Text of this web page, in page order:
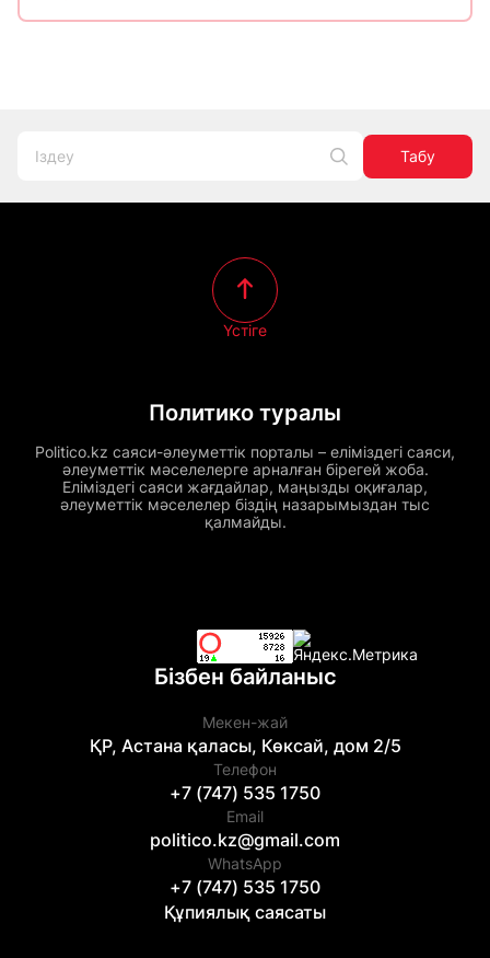
Табу
Политико туралы
Politico.kz саяси-әлеуметтік порталы – еліміздегі саяси,
әлеуметтік мәселелерге арналған бірегей жоба.
Еліміздегі саяси жағдайлар, маңызды оқиғалар,
әлеуметтік мәселелер біздің назарымыздан тыс
қалмайды.
Үстіге
Бізбен байланыс
Мекен-жай
ҚР, Астана қаласы, Көксай, дом 2/5
Телефон
+7 (747) 535 1750
Email
politico.kz@gmail.com
WhatsApp
+7 (747) 535 1750
Құпиялық саясаты